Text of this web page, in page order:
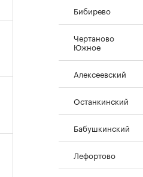
Бибирево
Чертаново
Южное
Алексеевский
Останкинский
Бабушкинский
Лефортово